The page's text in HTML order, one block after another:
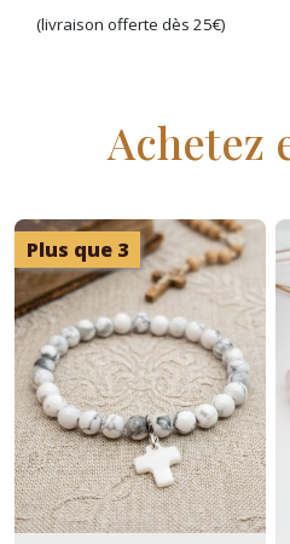
(livraison offerte dès 25€)
Achetez
Plus que 3